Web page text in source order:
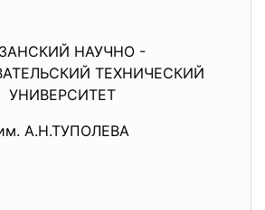
НАУЧНО -
ТЕХНИЧЕСКИЙ
УНИВЕРСИТЕТ
А.Н.ТУПОЛЕВА